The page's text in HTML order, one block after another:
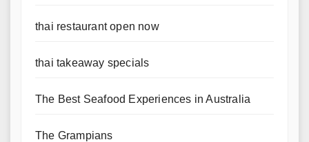
thai restaurant open now
thai takeaway specials
The Best Seafood Experiences in Australia
The Grampians